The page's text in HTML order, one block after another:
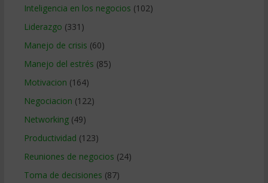
Inteligencia en los negocios (102)
Liderazgo (331)
Manejo de crisis (60)
Manejo del estrés (85)
Motivacion (164)
Negociacion (122)
Networking(49)
Productividad (123)
Reuniones de negocios (24)
Toma de decisiones (87)